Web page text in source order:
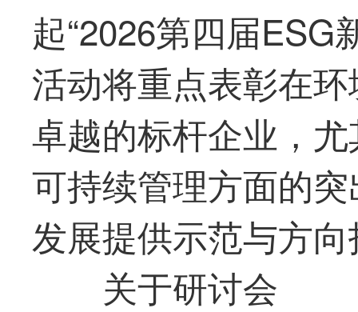
起“2026第四届ESG
活动将重点表彰在
卓越的标杆企业，
可持续管理方面的
发展提供示范与方
关于研讨会